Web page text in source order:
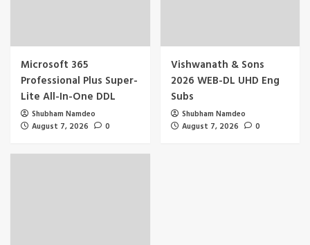
Microsoft 365
Professional Plus Super-
Lite All-In-One DDL
Shubham Namdeo
August 7, 2026
0
Vishwanath & Sons
2026 WEB-DL UHD Eng
Subs
Shubham Namdeo
August 7, 2026
0